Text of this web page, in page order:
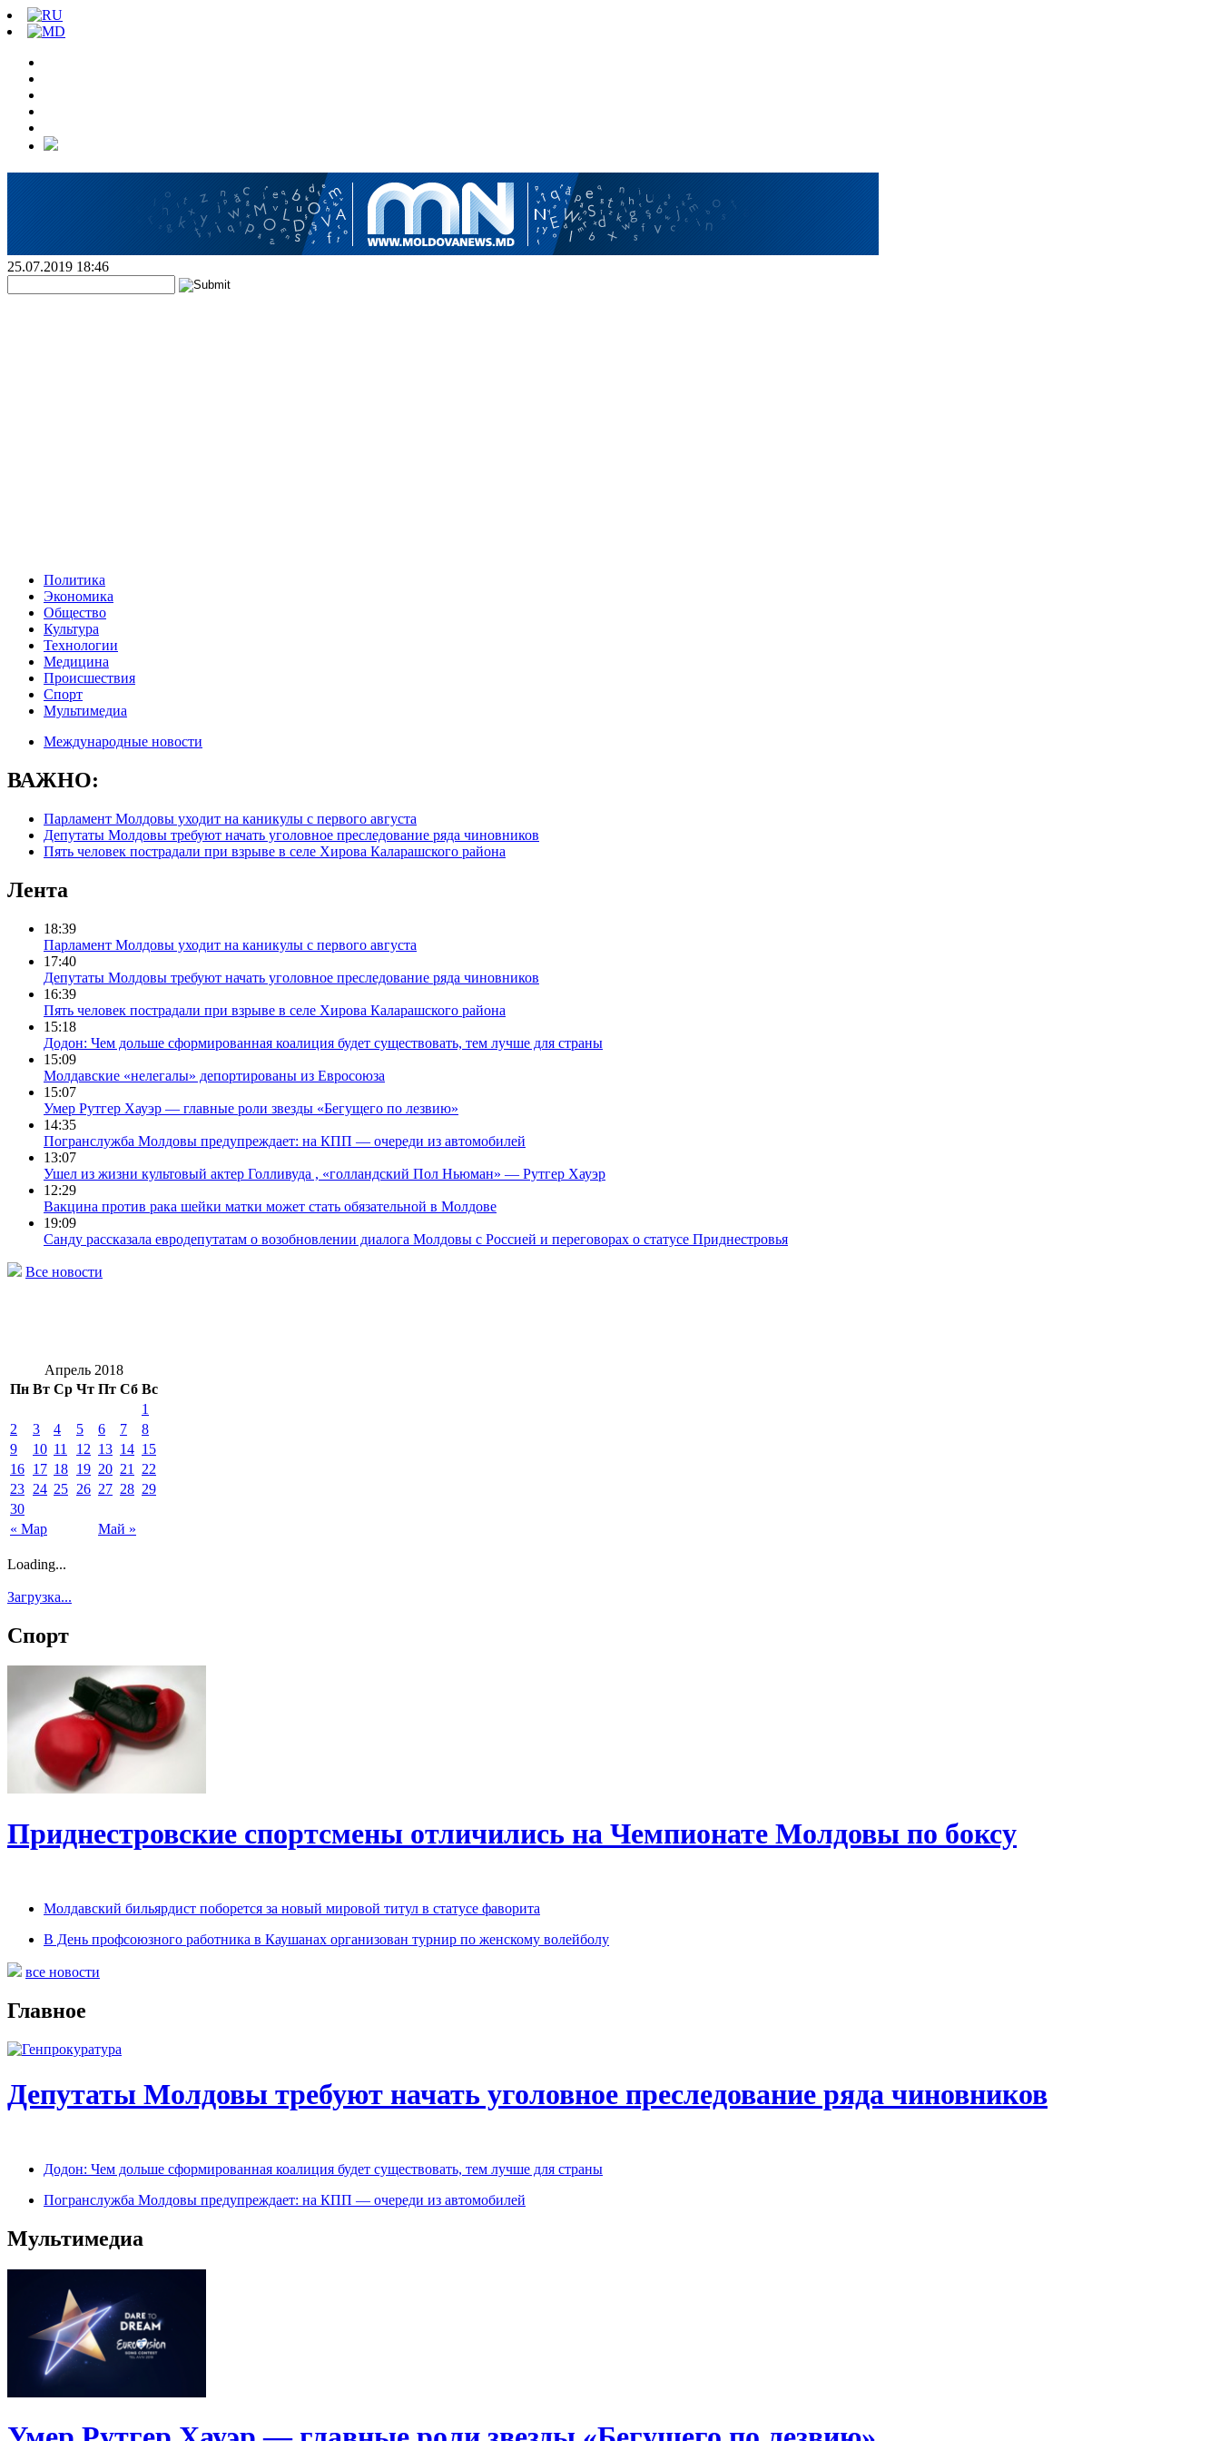
25.07.2019 18:46
Политика
Экономика
Общество
Культура
Технологии
Медицина
Происшествия
Спорт
Мультимедиа
Международные новости
ВАЖНО:
Парламент Молдовы уходит на каникулы с первого августа
Депутаты Молдовы требуют начать уголовное преследование ряда чиновников
Пять человек пострадали при взрыве в селе Хирова Каларашского района
Лента
18:39
Парламент Молдовы уходит на каникулы с первого августа
17:40
Депутаты Молдовы требуют начать уголовное преследование ряда чиновников
16:39
Пять человек пострадали при взрыве в селе Хирова Каларашского района
15:18
Додон: Чем дольше сформированная коалиция будет существовать, тем лучше для страны
15:09
Молдавские «нелегалы» депортированы из Евросоюза
15:07
Умер Рутгер Хауэр — главные роли звезды «Бегущего по лезвию»
14:35
Погранслужба Молдовы предупреждает: на КПП — очереди из автомобилей
13:07
Ушел из жизни культовый актер Голливуда , «голландский Пол Ньюман» — Рутгер Хауэр
12:29
Вакцина против рака шейки матки может стать обязательной в Молдове
19:09
Санду рассказала евродепутатам о возобновлении диалога Молдовы с Россией и переговорах о статусе Приднестровья
Все новости
Апрель 2018
Пн Вт Ср Чт Пт Сб Вс
« Мар Май »
1
2
3 4 5 6 7
8
9
10 11 12 13 14 15
16 17 18 19 20 21
22
23 24 25 26 27 28 29
30
Loading...
Загрузка...
Спорт
Приднестровские спортсмены отличились на Чемпионате Молдовы по боксу
Молдавский бильярдист поборется за новый мировой титул в статусе фаворита
В День профсоюзного работника в Каушанах организован турнир по женскому волейболу
все новости
Главное
Депутаты Молдовы требуют начать уголовное преследование ряда чиновников
Додон: Чем дольше сформированная коалиция будет существовать, тем лучше для страны
Погранслужба Молдовы предупреждает: на КПП — очереди из автомобилей
Мультимедиа